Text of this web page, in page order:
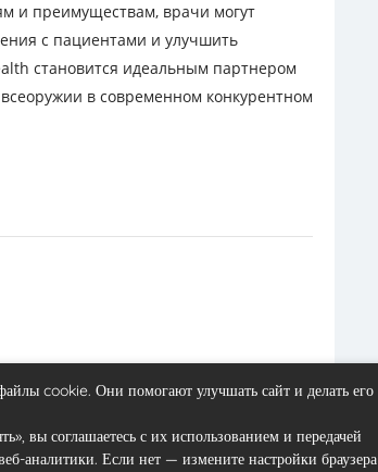
и преимуществам, врачи могут
с пациентами и улучшить
становится идеальным партнером
в современном конкурентном
Вперёд
cookie. Они помогают улучшать сайт и делать его
вы соглашаетесь с их использованием и передачей
аналитики. Если нет — измените настройки браузера